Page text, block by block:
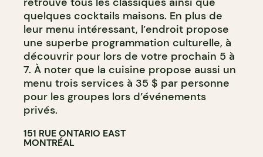
quelques cocktails maisons. En plus de
leur menu intéressant, l’endroit propose
une superbe programmation culturelle, à
découvrir pour lors de votre prochain 5 à
7. À noter que la cuisine propose aussi un
menu trois services à 35 $ par personne
pour les groupes lors d’événements
privés.
151 RUE ONTARIO EAST
MONTRÉAL